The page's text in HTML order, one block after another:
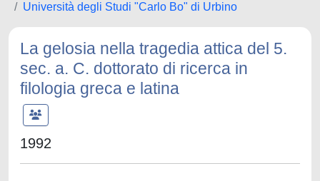
Università degli Studi "Carlo Bo" di Urbino
La gelosia nella tragedia attica del 5.
sec. a. C. dottorato di ricerca in
filologia greca e latina
1992